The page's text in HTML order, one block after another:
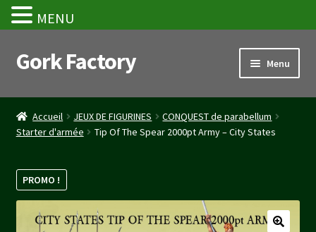
Aller
à
navigation
Aller
au
Gork Factory Menu
Accueil
CGV
Mon compte
Panier
Accueil JEUX DE FIGURINES
CONQUEST de parabellum
Starter d'armée
Tip Of The Spear 2000pt Army – City States
PROMO !
MENU